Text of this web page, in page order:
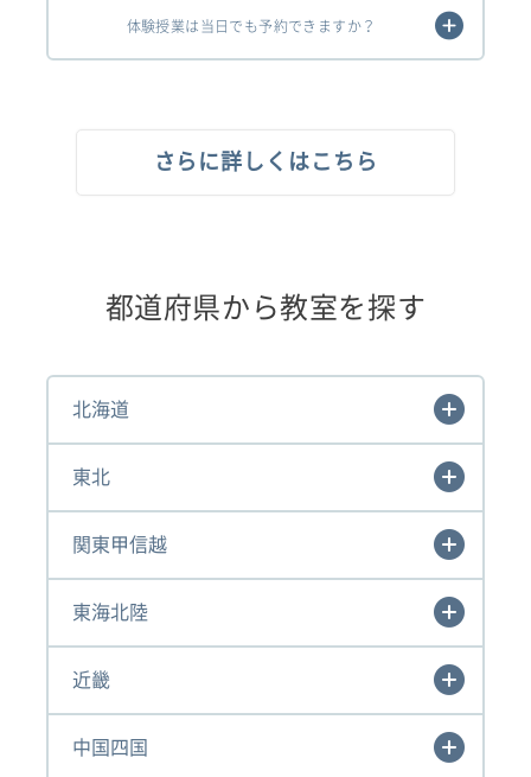
体験授業は当日でも予約できますか？
さらに詳しくはこちら
都道府県から教室を探す
北海道
東北
関東甲信越
東海北陸
近畿
中国四国